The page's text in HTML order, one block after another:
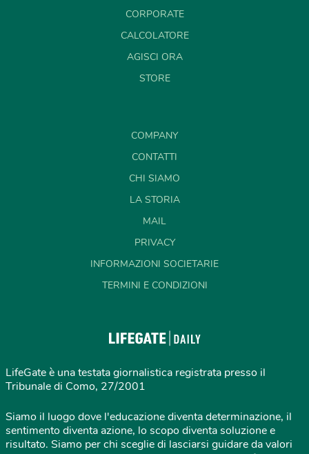
CORPORATE
CALCOLATORE
AGISCI ORA
STORE
COMPANY
CONTATTI
CHI SIAMO
LA STORIA
MAIL
PRIVACY
INFORMAZIONI SOCIETARIE
TERMINI E CONDIZIONI
LifeGate è una testata giornalistica registrata presso il
Tribunale di Como, 27/2001
Siamo il luogo dove l'educazione diventa determinazione, il
sentimento diventa azione, lo scopo diventa soluzione e
risultato. Siamo per chi sceglie di lasciarsi guidare da valori